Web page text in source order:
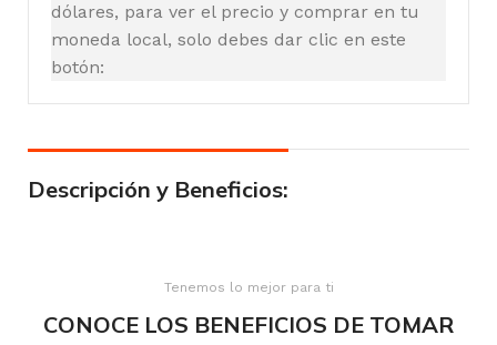
dólares, para ver el precio y comprar en tu
moneda local, solo debes dar clic en este
botón:
Descripción y Beneficios:
Tenemos lo mejor para ti
CONOCE LOS BENEFICIOS DE TOMAR